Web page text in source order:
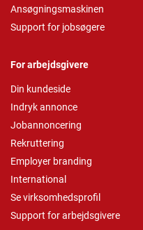
Ansøgningsmaskinen
Support for jobsøgere
For arbejdsgivere
Din kundeside
Indryk annonce
Jobannoncering
Rekruttering
Employer branding
International
Se virksomhedsprofil
Support for arbejdsgivere